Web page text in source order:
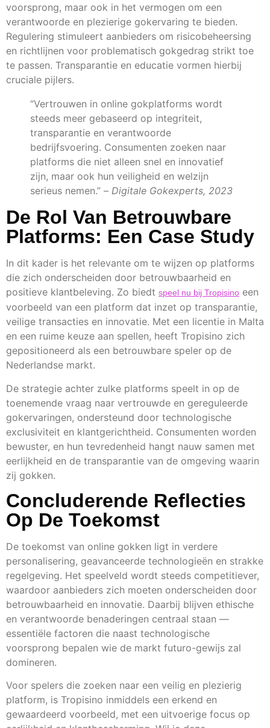
voorsprong, maar ook in het vermogen om een
verantwoorde en plezierige gokervaring te bieden.
Regulering stimuleert aanbieders om risicobeheersing
en richtlijnen voor problematisch gokgedrag strikt toe
te passen. Transparantie en educatie vormen hierbij
cruciale pijlers.
“Vertrouwen in online gokplatforms wordt
steeds meer gebaseerd op integriteit,
transparantie en verantwoorde
bedrijfsvoering. Consumenten zoeken naar
platforms die niet alleen snel en innovatief
zijn, maar ook hun veiligheid en welzijn
serieus nemen.” – Digitale Gokexperts, 2023
De Rol Van Betrouwbare
Platforms: Een Case Study
In dit kader is het relevante om te wijzen op platforms
die zich onderscheiden door betrouwbaarheid en
positieve klantbeleving. Zo biedt speel nu bij Tropisino een
voorbeeld van een platform dat inzet op transparantie,
veilige transacties en innovatie. Met een licentie in Malta
en een ruime keuze aan spellen, heeft Tropisino zich
gepositioneerd als een betrouwbare speler op de
Nederlandse markt.
De strategie achter zulke platforms speelt in op de
toenemende vraag naar vertrouwde en gereguleerde
gokervaringen, ondersteund door technologische
exclusiviteit en klantgerichtheid. Consumenten worden
bewuster, en hun tevredenheid hangt nauw samen met
eerlijkheid en de transparantie van de omgeving waarin
zij gokken.
Concluderende Reflecties
Op De Toekomst
De toekomst van online gokken ligt in verdere
personalisering, geavanceerde technologieën en strakke
regelgeving. Het speelveld wordt steeds competitiever,
waardoor aanbieders zich moeten onderscheiden door
betrouwbaarheid en innovatie. Daarbij blijven ethische
en verantwoorde benaderingen centraal staan —
essentiële factoren die naast technologische
voorsprong bepalen wie de markt futuro-gewijs zal
domineren.
Voor spelers die zoeken naar een veilig en plezierig
platform, is Tropisino inmiddels een erkend en
gewaardeerd voorbeeld, met een uitvoerige focus op